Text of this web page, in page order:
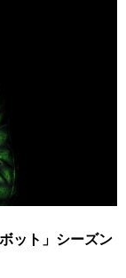
ット」シーズン